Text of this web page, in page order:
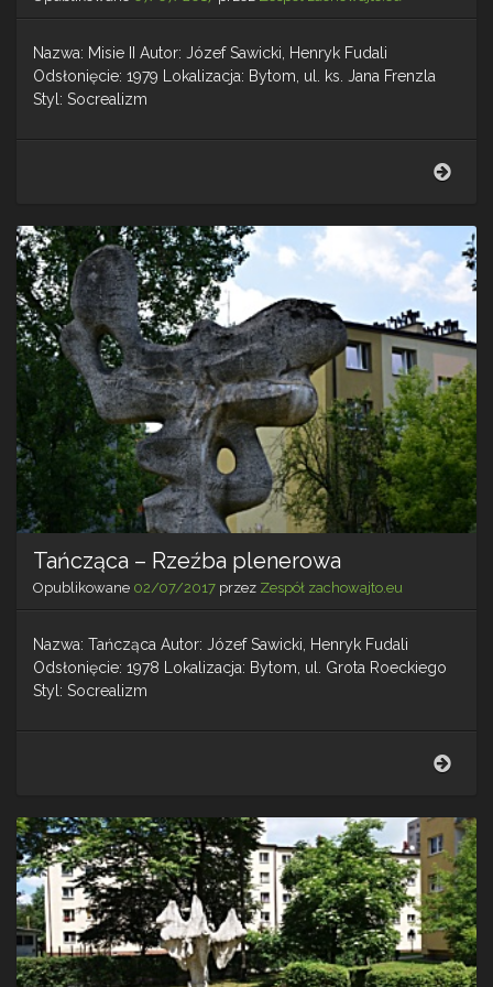
Nazwa: Misie II Autor: Józef Sawicki, Henryk Fudali
Odsłonięcie: 1979 Lokalizacja: Bytom, ul. ks. Jana Frenzla
Styl: Socrealizm
Tańcząca – Rzeźba plenerowa
Opublikowane 02/07/2017 przez Zespół zachowajto.eu
Nazwa: Tańcząca Autor: Józef Sawicki, Henryk Fudali
Odsłonięcie: 1978 Lokalizacja: Bytom, ul. Grota Roeckiego
Styl: Socrealizm